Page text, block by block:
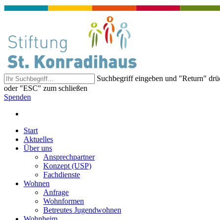
Suchbegriff eingeben und "Return"
oder "ESC" zum schließen
Spenden
Start
Aktuelles
Über uns
Ansprechpartner
Konzept (USP)
Fachdienste
Wohnen
Anfrage
Wohnformen
Betreutes Jugendwohnen